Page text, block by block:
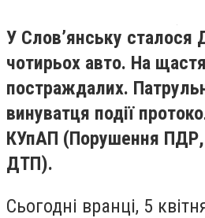
У Слов’янську сталося
чотирьох авто. На
постраждалих.
винуватця події
КУпАП (Порушення
ДТП).
Сьогодні вранці, 5